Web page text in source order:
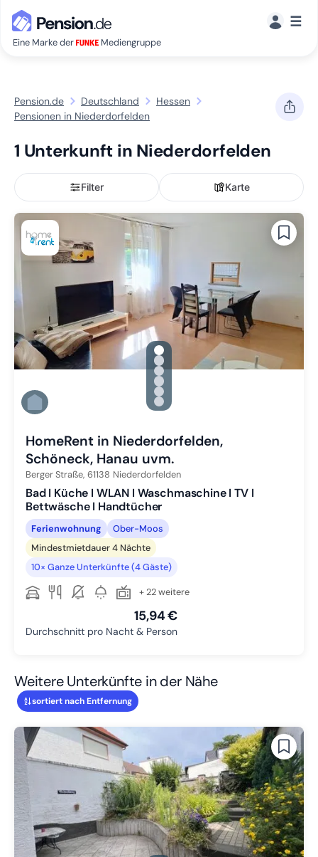
Eine Marke der Mediengruppe
☰
Pension.de Deutschland
Hessen
Pensionen in Niederdorfelden
1 Unterkunft in Niederdorfelden
Filter Karte
gallery.slide_selector
Zu Slide 1 wechseln
Zu Slide 2 wechseln
Zu Slide 3 wechseln
Zu Slide 4 wechseln
Zu Slide 5 wechseln
Zu Slide 6 wechseln
HomeRent in Niederdorfelden,
Schöneck, Hanau uvm.
Berger Straße, 61138 Niederdorfelden
Bad I Küche I WLAN I Waschmaschine I TV I
Bettwäsche I Handtücher
Ferienwohnung
Ober-Moos
Mindestmietdauer 4 Nächte
10× Ganze Unterkünfte (4 Gäste)
+ 22 weitere
15,94 €
Durchschnitt pro Nacht & Person
Weitere Unterkünfte in der Nähe
sortiert nach Entfernung